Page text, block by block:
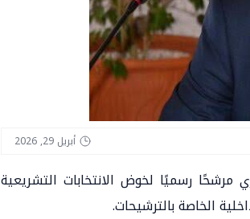
أبريل 29, 2026
مرشحًا رسميًا لخوض الانتخابات التشريعية
الخاصة بالترشيحات.